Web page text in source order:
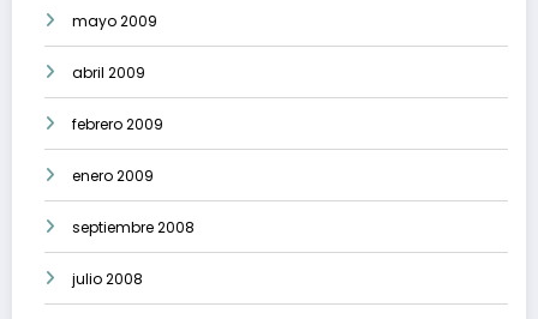
mayo 2009
abril 2009
febrero 2009
enero 2009
septiembre 2008
julio 2008